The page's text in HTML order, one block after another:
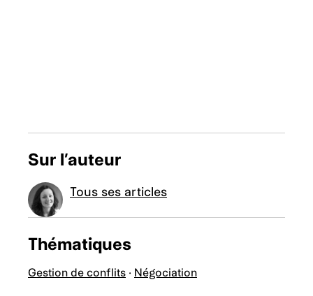
Sur l’auteur
Tous ses articles
Thématiques
Gestion de conflits · Négociation